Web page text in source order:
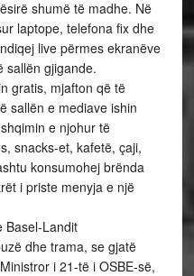
shumë të madhe. Në
laptope, telefona fix dhe
live përmes ekranëve
sallën gjigande.
gratis, mjafton që të
sallën e mediave ishin
e njohur të
snacks-et, kafetë, çaji,
konsumohej brënda
i priste menyja e një
Basel-Landit
dhe trama, se gjatë
i 21-të i OSBE-së,